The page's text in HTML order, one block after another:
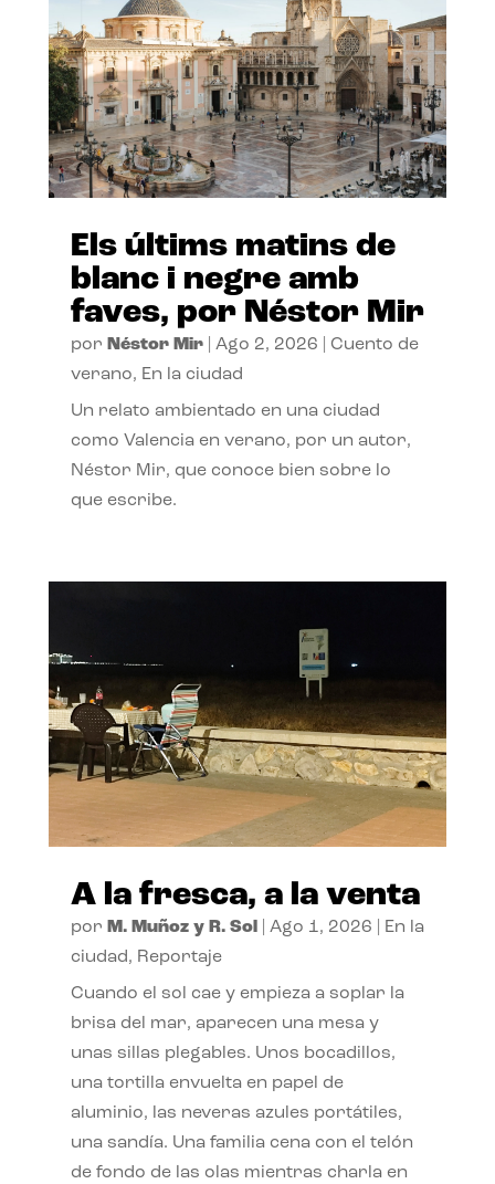
Els últims matins de
blanc i negre amb
faves, por Néstor Mir
por Néstor Mir| Ago 2, 2026
Cuento de
verano, En la ciudad
Un relato ambientado en una ciudad
como Valencia en verano, por un autor,
Néstor Mir, que conoce bien sobre lo
que escribe.
A la fresca, a la venta
por M. Muñoz y R. Sol| Ago 1, 2026
En la
ciudad, Reportaje
Cuando el sol cae y empieza a soplar la
brisa del mar, aparecen una mesa y
unas sillas plegables. Unos bocadillos,
una tortilla envuelta en papel de
aluminio, las neveras azules portátiles,
una sandía. Una familia cena con el telón
de fondo de las olas mientras charla en